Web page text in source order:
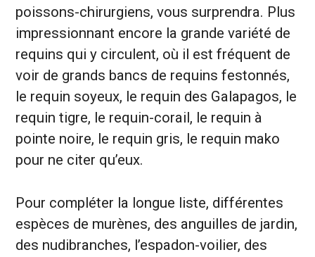
poissons-chirurgiens, vous surprendra. Plus
impressionnant encore la grande variété de
requins qui y circulent, où il est fréquent de
voir de grands bancs de requins festonnés,
le requin soyeux, le requin des Galapagos, le
requin tigre, le requin-corail, le requin à
pointe noire, le requin gris, le requin mako
pour ne citer qu’eux.
Pour compléter la longue liste, différentes
espèces de murènes, des anguilles de jardin,
des nudibranches, l’espadon-voilier, des